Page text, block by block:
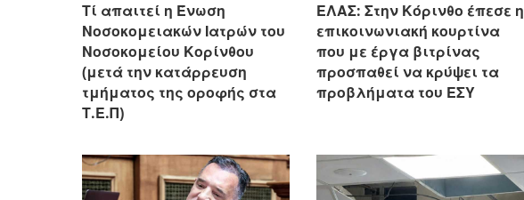
Τί απαιτεί η Ένωση
Νοσοκομειακών Ιατρών του
Νοσοκομείου Κορίνθου
(μετά την κατάρρευση
τμήματος της οροφής στα
Τ.Ε.Π)
ΕΛΑΣ: Στην Κόρινθο έπεσε η
επικοινωνιακή κουρτίνα
που με έργα βιτρίνας
προσπαθεί να κρύψει τα
προβλήματα του ΕΣΥ